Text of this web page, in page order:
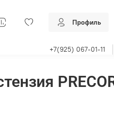
Профиль
+7(925) 067-01-11